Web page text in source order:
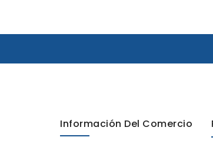
Información Del Comercio